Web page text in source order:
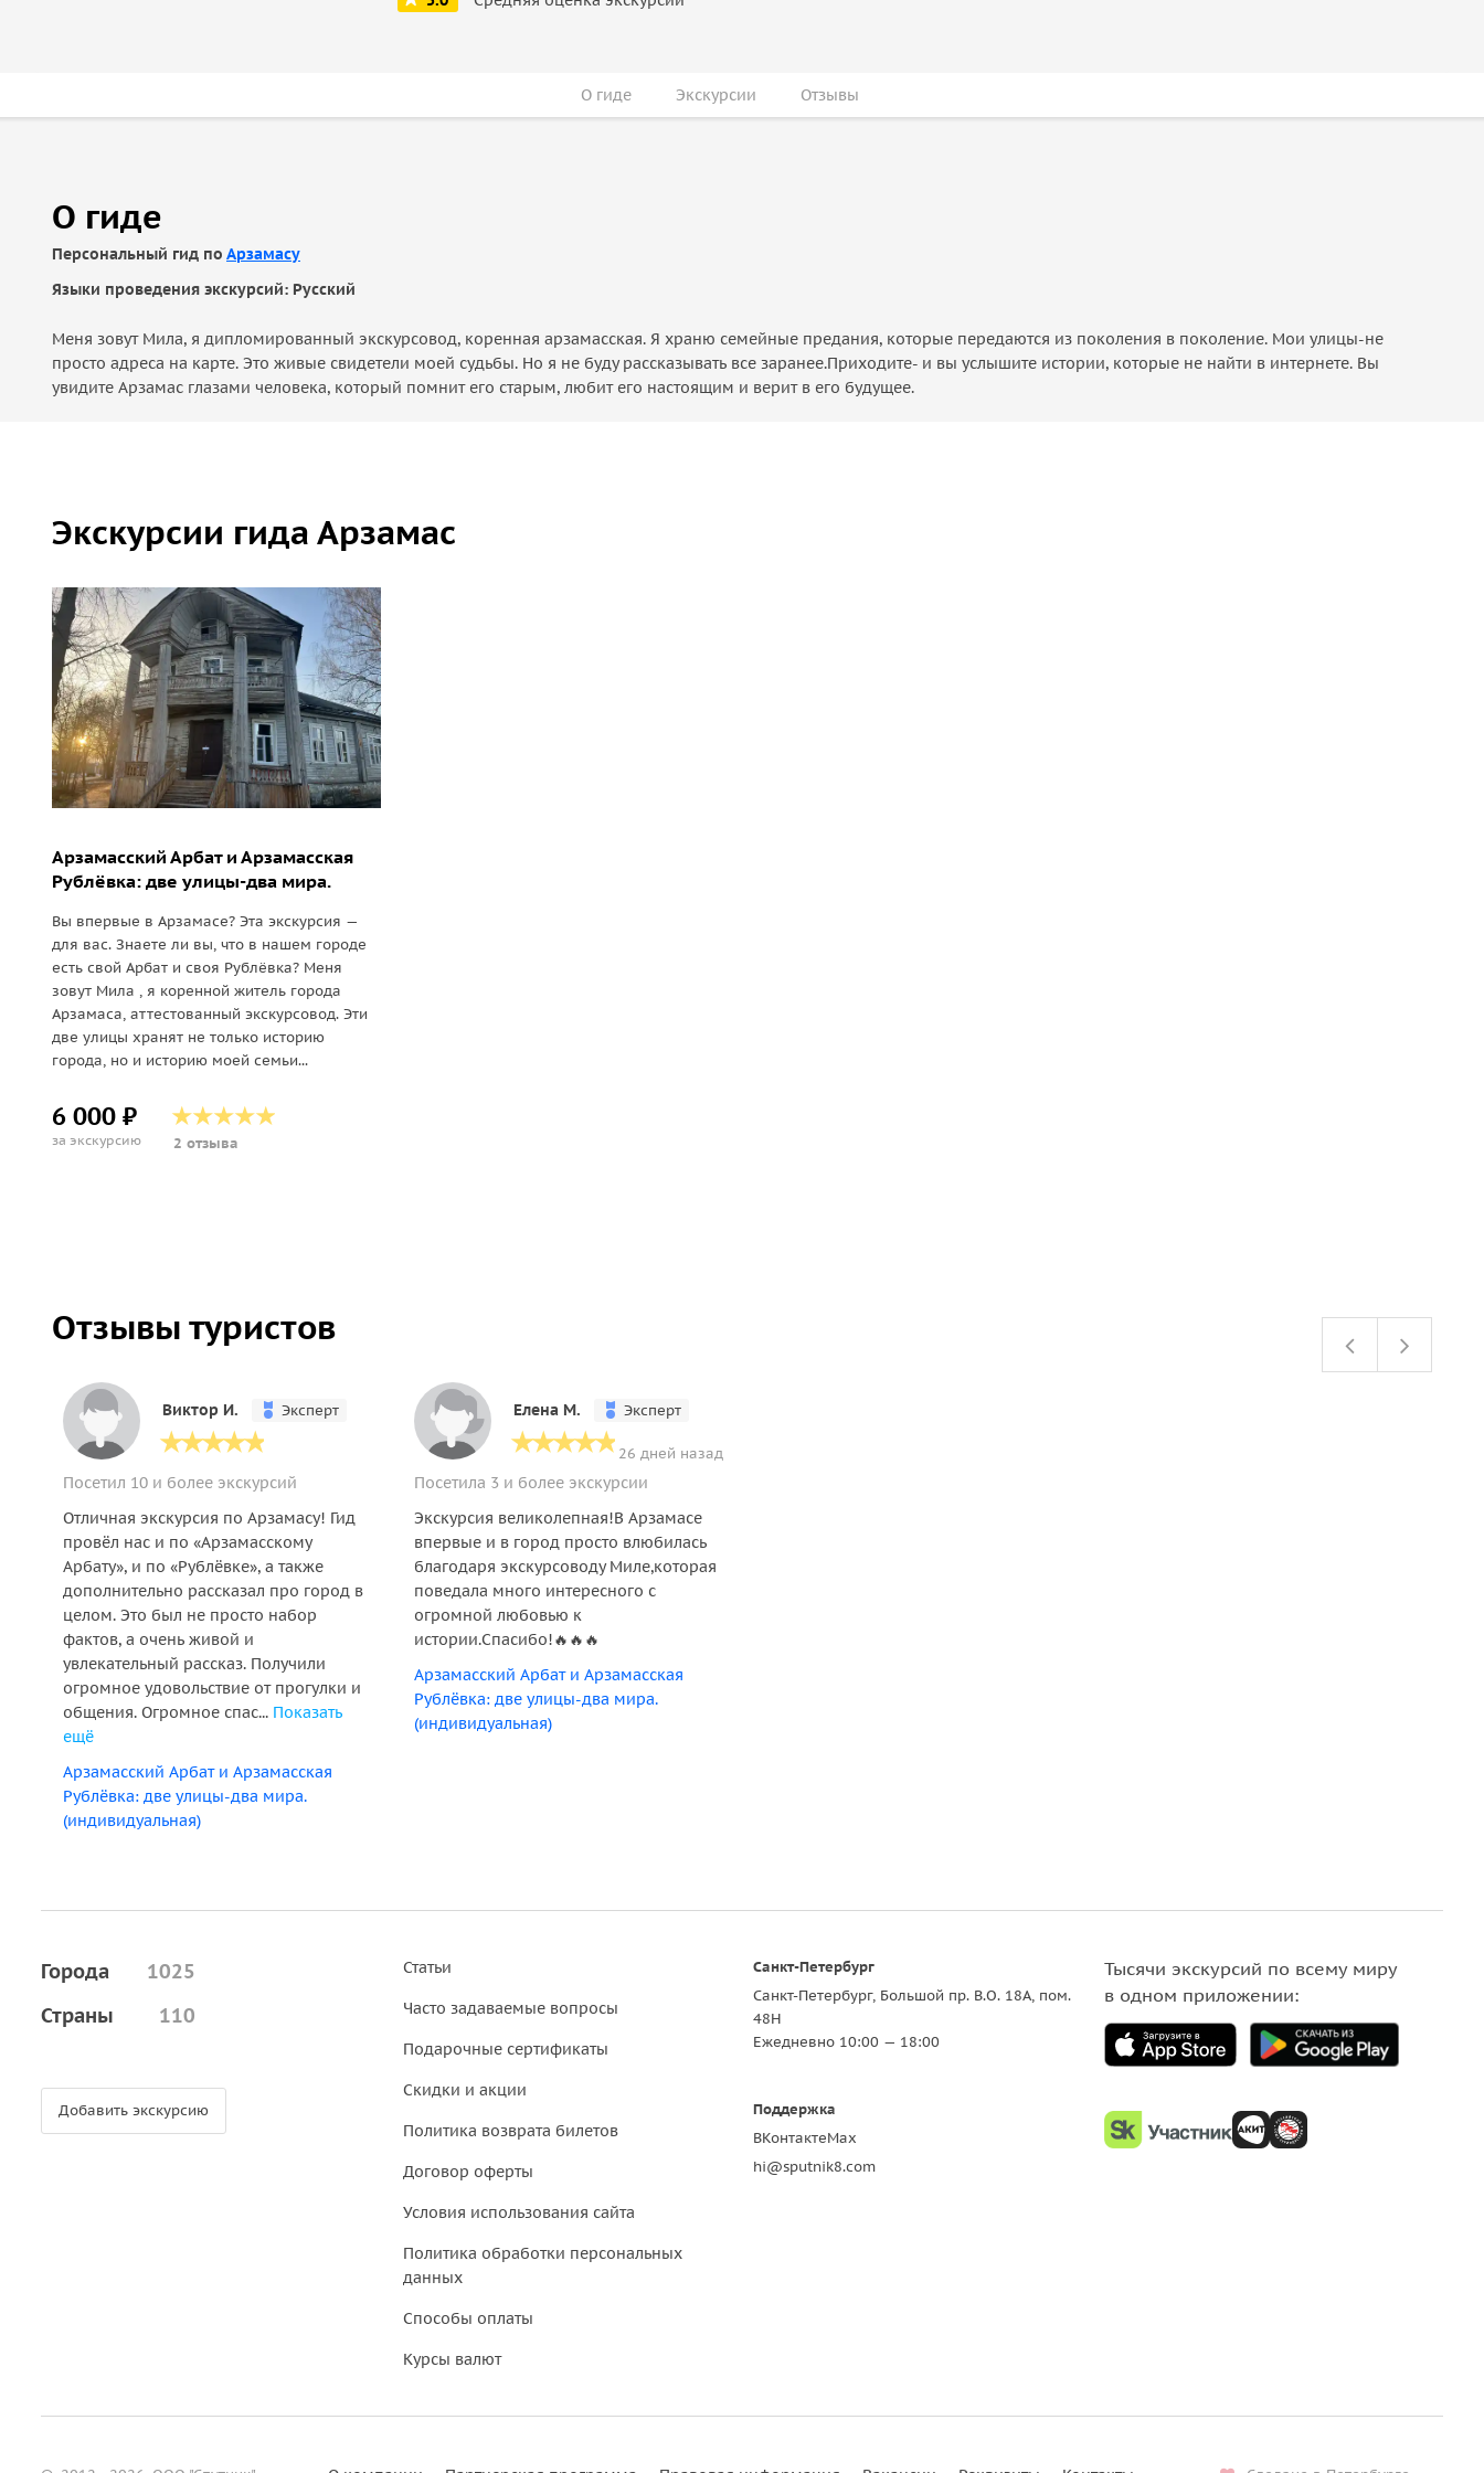
О гиде Экскурсии Отзывы
О гиде
Персональный гид по Арзамасу
Языки проведения экскурсий: Русский
Меня зовут Мила, я дипломированный экскурсовод, коренная арзамасская. Я храню семейные предания, которые передаются из поколения в поколение. Мои улицы-не
просто адреса на карте. Это живые свидетели моей судьбы. Но я не буду рассказывать все заранее.Приходите- и вы услышите истории, которые не найти в интернете. Вы
увидите Арзамас глазами человека, который помнит его старым, любит его настоящим и верит в его будущее.
Экскурсии гида Арзамас
Арзамасский Арбат и Арзамасская
Рублёвка: две улицы-два мира.
Вы впервые в Арзамасе? Эта экскурсия —
для вас. Знаете ли вы, что в нашем городе
есть свой Арбат и своя Рублёвка? Меня
зовут Мила , я коренной житель города
Арзамаса, аттестованный экскурсовод. Эти
две улицы хранят не только историю
города, но и историю моей семьи...
6 000 ₽
за экскурсию 2 отзыва
Отзывы туристов
Виктор И. Эксперт
Посетил 10 и более экскурсий
Отличная экскурсия по Арзамасу! Гид
провёл нас и по «Арзамасскому
Арбату», и по «Рублёвке», а также
дополнительно рассказал про город в
целом. Это был не просто набор
фактов, а очень живой и
увлекательный рассказ. Получили
огромное удовольствие от прогулки и
общения. Огромное спас... Показать
ещё
Арзамасский Арбат и Арзамасская
Рублёвка: две улицы-два мира.
(индивидуальная)
Елена М. Эксперт
26 дней назад
Посетила 3 и более экскурсии
Экскурсия великолепная!В Арзамасе
впервые и в город просто влюбилась
благодаря экскурсоводу Миле,которая
поведала много интересного с
огромной любовью к
истории.Спасибо!🔥🔥🔥
Арзамасский Арбат и Арзамасская
Рублёвка: две улицы-два мира.
(индивидуальная)
Города
1025
Страны
110
Добавить экскурсию
Статьи
Часто задаваемые вопросы
Подарочные сертификаты
Скидки и акции
Политика возврата билетов
Договор оферты
Условия использования сайта
Политика обработки персональных
данных
Способы оплаты
Курсы валют
Санкт-Петербург
Санкт-Петербург, Большой пр. В.О. 18A, пом.
48Н
Ежедневно 10:00 — 18:00
Поддержка
ВКонтактеMax
hi@sputnik8.com
Тысячи экскурсий по всему миру
в одном приложении: